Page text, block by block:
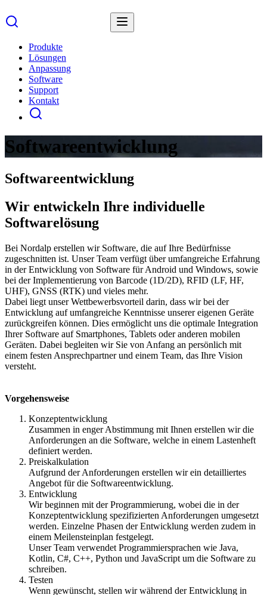
Produkte
Lösungen
Anpassung
Software
Support
Kontakt
Softwareentwicklung
Softwareentwicklung
Wir entwickeln Ihre individuelle
Softwarelösung
Bei Nordalp erstellen wir Software, die auf Ihre Bedürfnisse
zugeschnitten ist. Unser Team verfügt über umfangreiche Erfahrung
in der Entwicklung von Software für Android und Windows, sowie
bei der Implementierung von Barcode (1D/2D), RFID (LF, HF,
UHF), GNSS (RTK) und vieles mehr.
Dabei liegt unser Wettbewerbsvorteil darin, dass wir bei der
Entwicklung auf umfangreiche Kenntnisse unserer eigenen Geräte
zurückgreifen können. Dies ermöglicht uns die optimale Integration
Ihrer Software auf Smartphones, Tablets oder anderen mobilen
Geräten. Dabei begleiten wir Sie von Anfang an persönlich mit
einem festen Ansprechpartner und einem Team, das Ihre Vision
versteht.
Vorgehensweise
Konzeptentwicklung
Zusammen in enger Abstimmung mit Ihnen erstellen wir die
Anforderungen an die Software, welche in einem Lastenheft
definiert werden.
Preiskalkulation
Aufgrund der Anforderungen erstellen wir ein detailliertes
Angebot für die Softwareentwicklung.
Entwicklung
Wir beginnen mit der Programmierung, wobei die in der
Konzeptentwicklung spezifizierten Anforderungen umgesetzt
werden. Einzelne Phasen der Entwicklung werden zudem in
einem Meilensteinplan festgelegt.
Unser Team verwendet Programmiersprachen wie Java,
Kotlin, C#, C++, Python und JavaScript um die Software zu
schreiben.
Testen
Wenn gewünscht, stellen wir während der Entwicklung in